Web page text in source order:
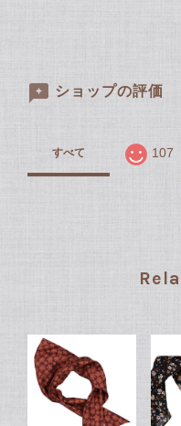
ショップの評価
すべて 107